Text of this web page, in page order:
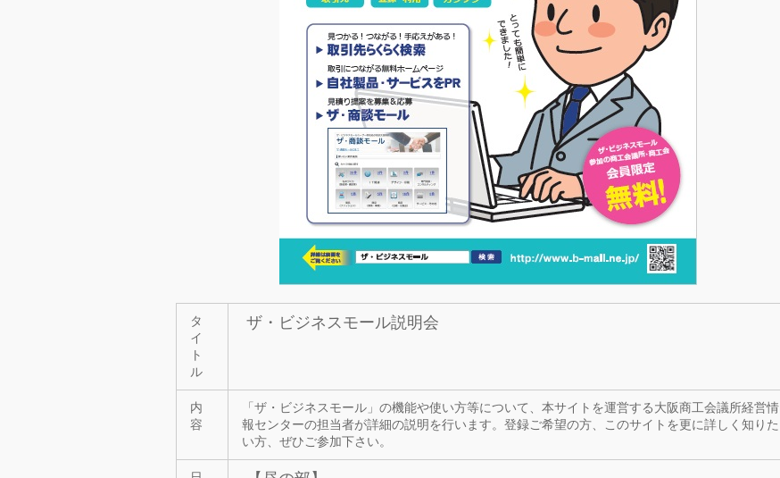
タ
イ
ト
ル
ザ・ビジネスモール説明会
内
容
「ザ・ビジネスモール」の機能や使い方等について、本サイトを運営する大阪商工会議所経営情
報センターの担当者が詳細の説明を行います。登録ご希望の方、このサイトを更に詳しく知りた
い方、ぜひご参加下さい。